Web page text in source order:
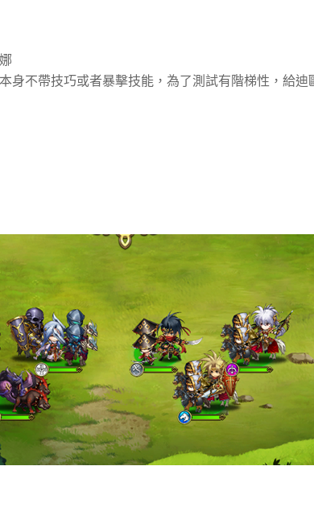
身不帶技巧或者暴擊技能，為了測試有階梯性，給